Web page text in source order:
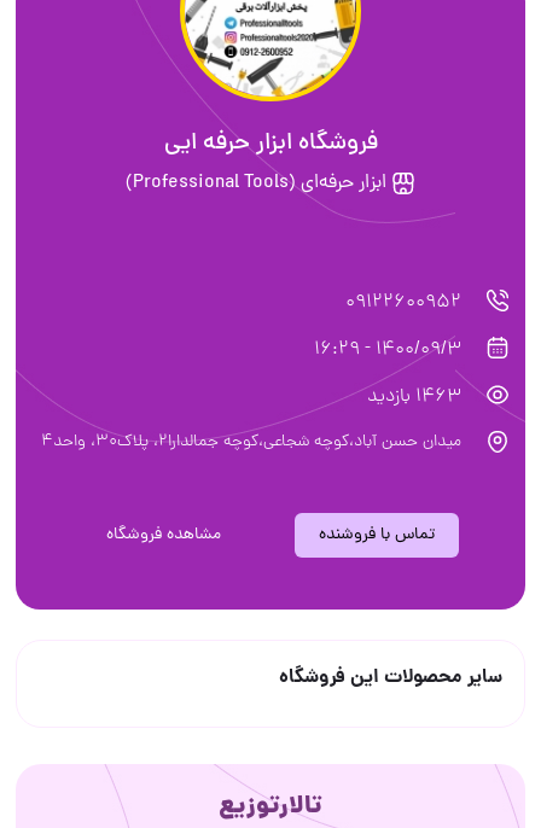
فروشگاه ابزار حرفه ایی
ابزار حرفه‌ای (Professional Tools)
09122600952
1400/09/3 - 16:29
1463 بازدید
میدان حسن آباد،کوچه شجاعی،کوچه جمالدارا۲، پلاک۳۰، واحد۴
تماس با فروشنده مشاهده فروشگاه
سایر محصولات این فروشگاه
تالارتوزیع